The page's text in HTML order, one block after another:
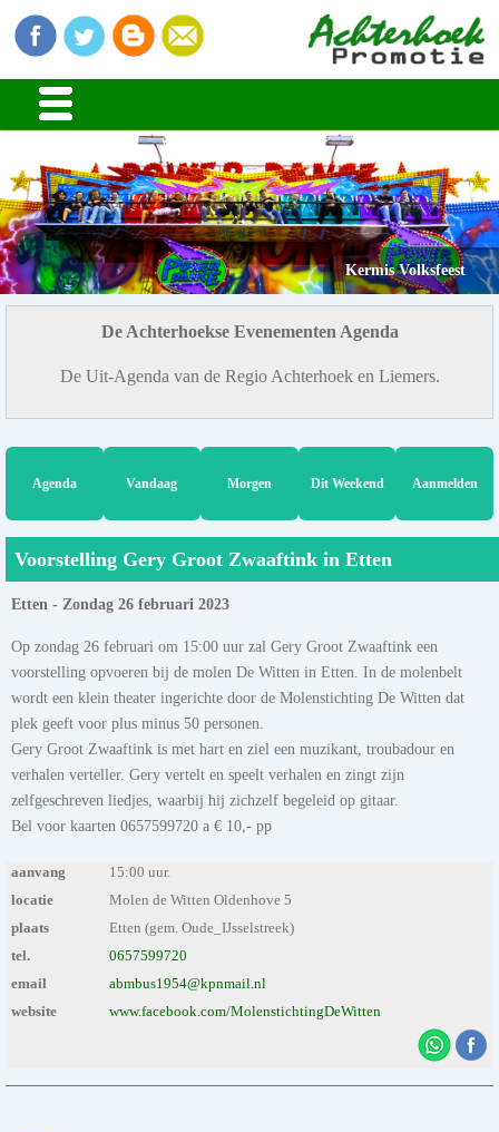
Kermis Volksfeest
De Achterhoekse Evenementen Agenda
De Uit-Agenda van de Regio Achterhoek en Liemers.
Agenda Vandaag Morgen Dit Weekend Aanmelden
Voorstelling Gery Groot Zwaaftink in Etten
Etten - Zondag 26 februari 2023
Op zondag 26 februari om 15:00 uur zal Gery Groot Zwaaftink een
voorstelling opvoeren bij de molen De Witten in Etten. In de molenbelt
wordt een klein theater ingerichte door de Molenstichting De Witten dat
plek geeft voor plus minus 50 personen.
Gery Groot Zwaaftink is met hart en ziel een muzikant, troubadour en
verhalen verteller. Gery vertelt en speelt verhalen en zingt zijn
zelfgeschreven liedjes, waarbij hij zichzelf begeleid op gitaar.
Bel voor kaarten 0657599720 a € 10,- pp
aanvang
15:00 uur.
locatie
Molen de Witten Oldenhove 5
plaats
Etten (gem. Oude_IJsselstreek)
tel.
0657599720
email
abmbus1954@kpnmail.nl
website
www.facebook.com/MolenstichtingDeWitten